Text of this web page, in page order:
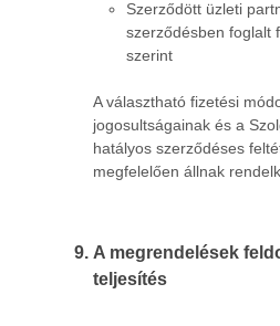
Szerződött üzleti
szerződésben foglalt
szerint
A választható fizetési
jogosultságainak és a
hatályos szerződéses
megfelelően állnak
A megrendelések
teljesítés